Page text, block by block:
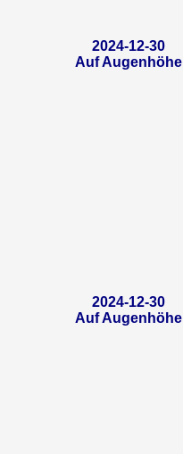
2024-12-30
Auf Augenhöhe
2024-12-30
Auf Augenhöhe